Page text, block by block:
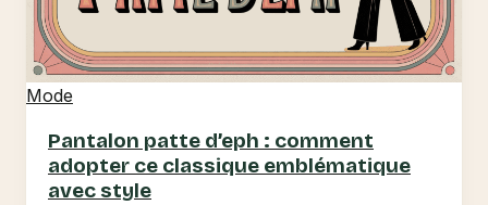
Mode
Pantalon patte d’eph : comment
adopter ce classique emblématique
avec style